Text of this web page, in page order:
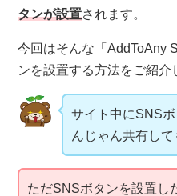
タンが設置されます。
今回はそんな「AddToAny
ンを設置する方法をご紹介
サイト中にSNS
んじゃん共有して
ただSNSボタンを設置し